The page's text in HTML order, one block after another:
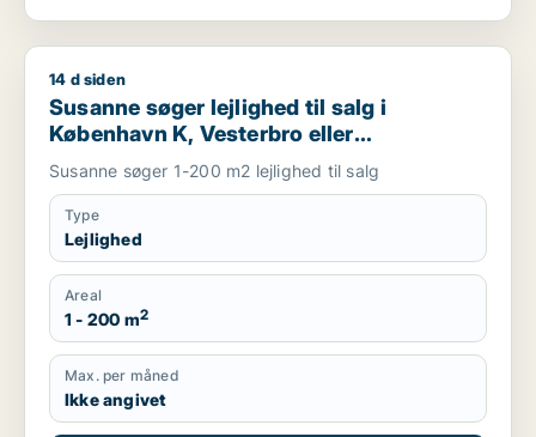
Susanne søger lejlighed til salg i København K, Vesterbro
14 d siden
Susanne søger lejlighed til salg i
København K, Vesterbro eller
Frederiksberg m.fl.
Susanne søger 1-200 m2 lejlighed til salg
Type
Lejlighed
Areal
1 - 200 m2
Max. per måned
Ikke angivet